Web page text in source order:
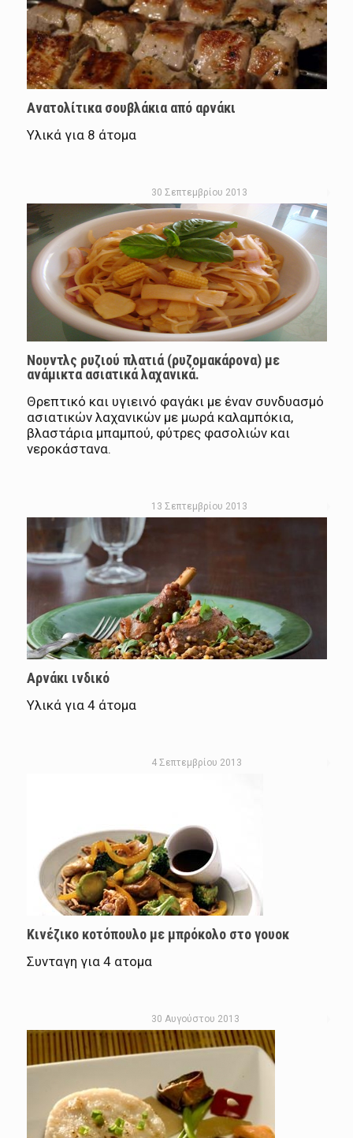
Ανατολίτικα σουβλάκια από αρνάκι
Υλικά για 8 άτομα
30 Σεπτεμβρίου 2013
Νουντλς ρυζιού πλατιά (ρυζομακάρονα) με
ανάμικτα ασιατικά λαχανικά.
Θρεπτικό και υγιεινό φαγάκι με έναν συνδυασμό
ασιατικών λαχανικών με μωρά καλαμπόκια,
βλαστάρια μπαμπού, φύτρες φασολιών και
νεροκάστανα.
13 Σεπτεμβρίου 2013
Αρνάκι ινδικό
Υλικά για 4 άτομα
4 Σεπτεμβρίου 2013
Kινέζικο κοτόπουλο με μπρόκολο στο γουοκ
Συνταγη για 4 ατομα
30 Αυγούστου 2013